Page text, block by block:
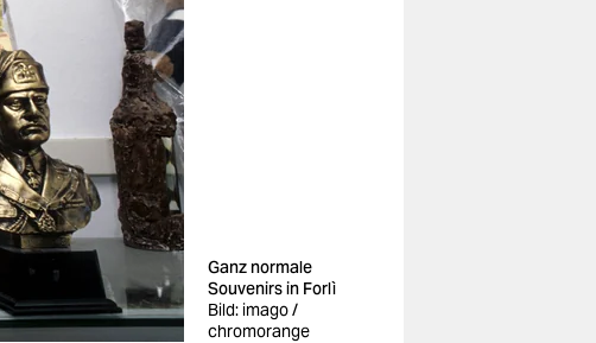
Ganz normale
Souvenirs in Forlì
Bild: imago /
chromorange